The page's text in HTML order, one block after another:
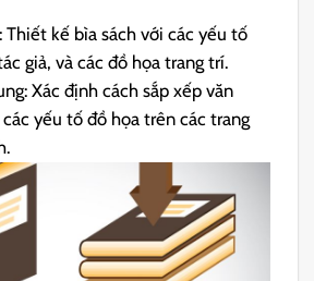
Thiết kế bìa sách với các yếu tố
giả, và các đồ họa trang trí.
Xác định cách sắp xếp văn
yếu tố đồ họa trên các trang